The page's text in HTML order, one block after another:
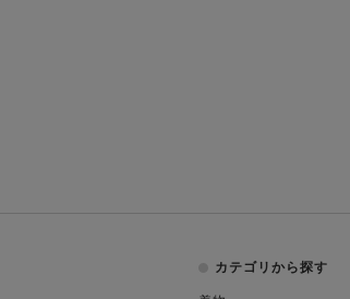
カテゴリから探す